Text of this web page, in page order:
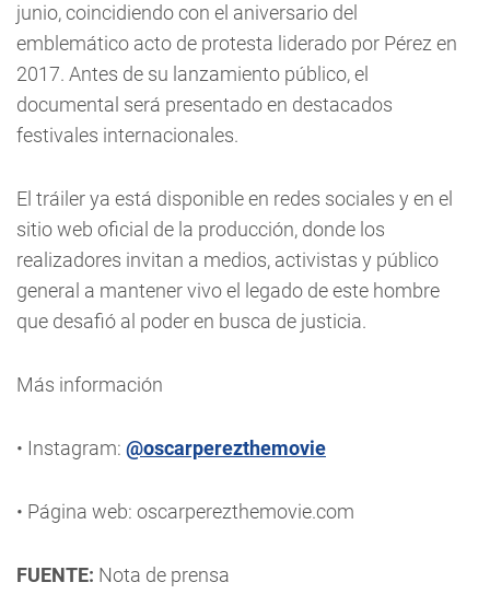
junio, coincidiendo con el aniversario del
emblemático acto de protesta liderado por Pérez en
2017. Antes de su lanzamiento público, el
documental será presentado en destacados
festivales internacionales.
El tráiler ya está disponible en redes sociales y en el
sitio web oficial de la producción, donde los
realizadores invitan a medios, activistas y público
general a mantener vivo el legado de este hombre
que desafió al poder en busca de justicia.
Más información
• Instagram: @oscarperezthemovie
• Página web: oscarperezthemovie.com
FUENTE: Nota de prensa